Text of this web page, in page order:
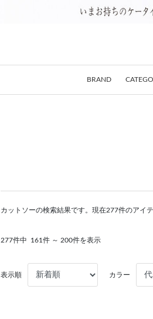
BRAND
カットソーの検索結果です。現在277件のアイ
277件中 161件 ～ 200件を表示
表示順 カラー